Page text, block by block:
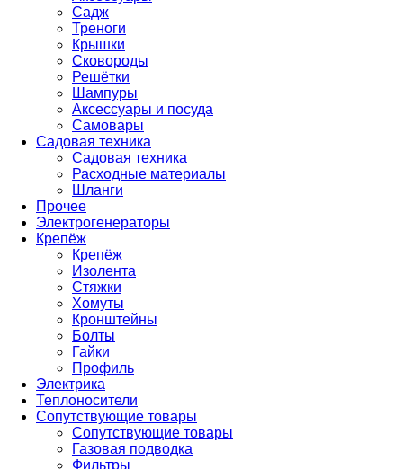
Садж
Треноги
Крышки
Сковороды
Решётки
Шампуры
Аксессуары и посуда
Самовары
Садовая техника
Садовая техника
Расходные материалы
Шланги
Прочее
Электрогенераторы
Крепёж
Крепёж
Изолента
Стяжки
Хомуты
Кронштейны
Болты
Гайки
Профиль
Электрика
Теплоносители
Сопутствующие товары
Сопутствующие товары
Газовая подводка
Фильтры